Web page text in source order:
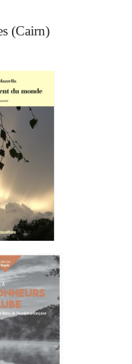
(Cairn)